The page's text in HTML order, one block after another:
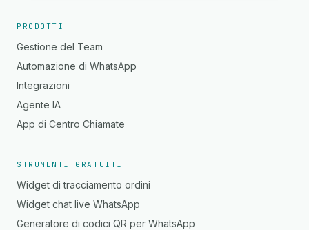
PRODOTTI
Gestione del Team
Automazione di WhatsApp
Integrazioni
Agente IA
App di Centro Chiamate
STRUMENTI GRATUITI
Widget di tracciamento ordini
Widget chat live WhatsApp
Generatore di codici QR per WhatsApp